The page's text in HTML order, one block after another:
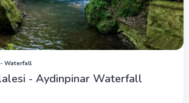
Waterfall
- Aydinpinar Waterfall